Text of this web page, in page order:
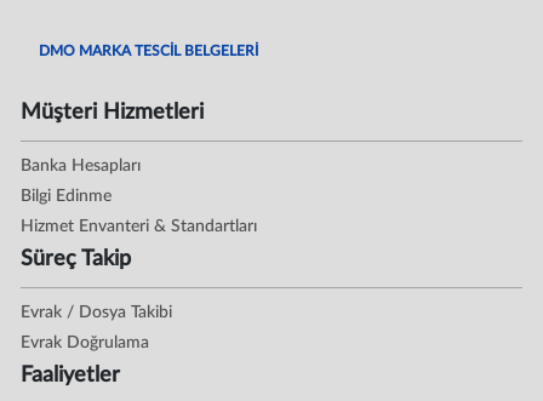
DMO MARKA TESCİL BELGELERİ
Müşteri Hizmetleri
Banka Hesapları
Bilgi Edinme
Hizmet Envanteri & Standartları
Süreç Takip
Evrak / Dosya Takibi
Evrak Doğrulama
Faaliyetler